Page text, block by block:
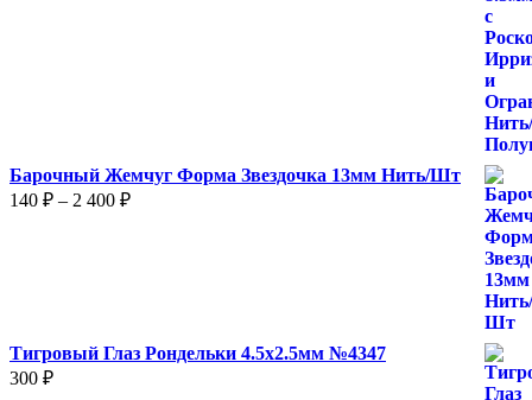
Барочный Жемчуг Форма Звездочка 13мм Нить/Шт
140 ₽ – 2 400 ₽Диапазон
Тигровый Глаз Рондельки 4.5х2.5мм №4347
300 ₽